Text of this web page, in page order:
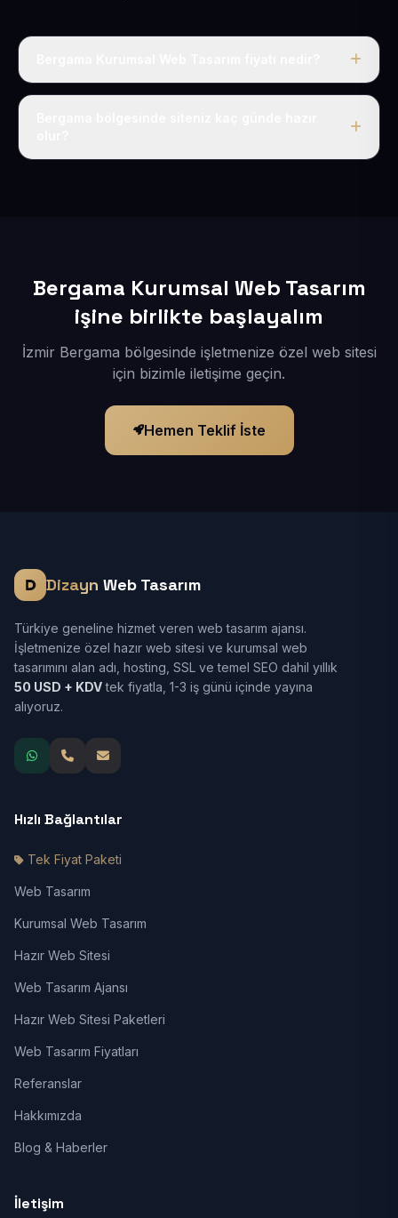
Tek fiyat uygulanır: yıllık 50 USD + KDV. Bu bedele alan
Bergama Kurumsal Web Tasarım
işine birlikte başlayalım
İzmir Bergama bölgesinde işletmenize özel web sitesi
için bizimle iletişime geçin.
Hemen Teklif İste
Dizayn Web Tasarım
Türkiye geneline hizmet veren web tasarım ajansı.
İşletmenize özel hazır web sitesi ve kurumsal web
tasarımını alan adı, hosting, SSL ve temel SEO dahil yıllık
50 USD + KDVtek fiyatla, 1-3 iş günü içinde yayına
alıyoruz.
Hızlı Bağlantılar
Tek Fiyat Paketi
Web Tasarım
Kurumsal Web Tasarım
Hazır Web Sitesi
Web Tasarım Ajansı
Hazır Web Sitesi Paketleri
Web Tasarım Fiyatları
Referanslar
Hakkımızda
Blog & Haberler
İletişim